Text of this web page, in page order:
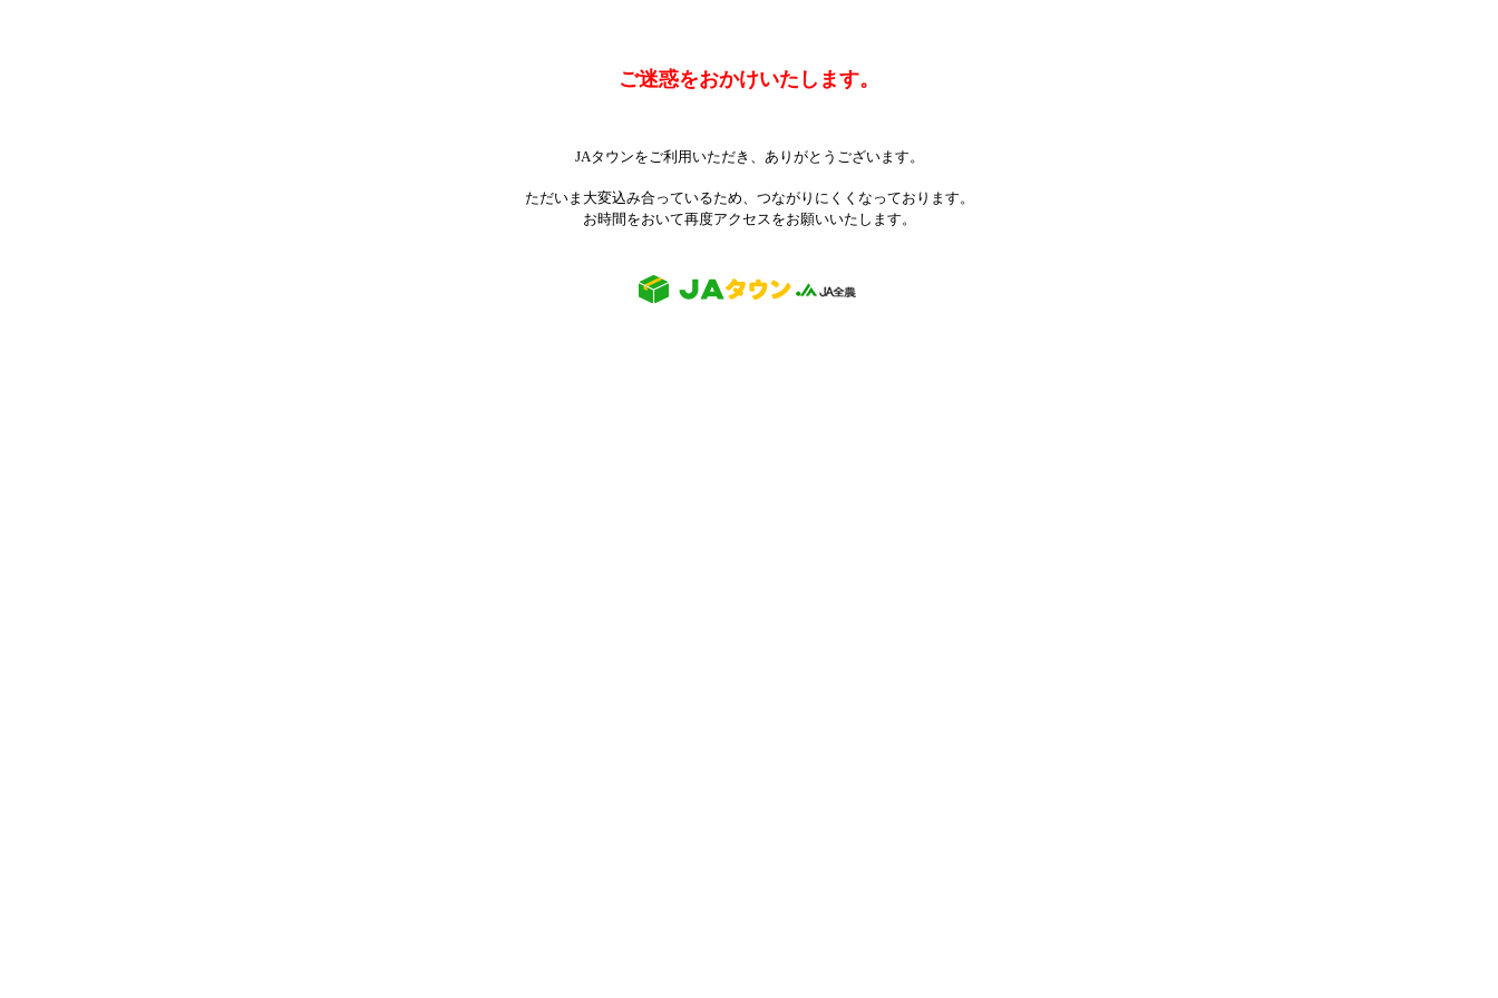
ご迷惑をおかけいたします。
JAタウンをご利用いただき、ありがとうございます。
ただいま大変込み合っているため、つながりにくくなっております。
お時間をおいて再度アクセスをお願いいたします。